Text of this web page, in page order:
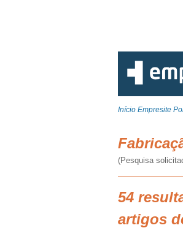
Início Empresite
(Pesquisa
54
artigos